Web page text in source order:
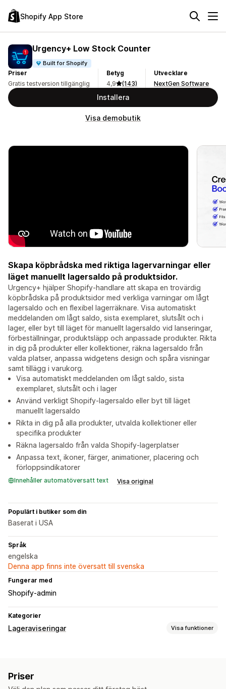
Shopify App Store
Urgency+ Low Stock Counter
Built for Shopify
Priser
Gratis testversion tillgänglig
Betyg
4,9
(143)
Utvecklare
NextGen Software
Installera
Visa demobutik
Skapa köpbrådska med riktiga lagervarningar eller
läget manuellt lagersaldo på produktsidor.
Urgency+ hjälper Shopify-handlare att skapa en trovärdig
köpbrådska på produktsidor med verkliga varningar om lågt
lagersaldo och en flexibel lagerräknare. Visa automatiskt
meddelanden om lågt saldo, sista exemplaret, slutsålt och i
lager, eller byt till läget för manuellt lagersaldo vid lanseringar,
förbeställningar, produktsläpp och anpassade produkter. Rikta
in dig på produkter eller kollektioner, räkna lagersaldo från
valda platser, anpassa widgetens design och spåra visningar
samt tillägg i varukorg.
Visa automatiskt meddelanden om lågt saldo, sista
exemplaret, slutsålt och i lager
Använd verkligt Shopify-lagersaldo eller byt till läget
manuellt lagersaldo
Rikta in dig på alla produkter, utvalda kollektioner eller
specifika produkter
Räkna lagersaldo från valda Shopify-lagerplatser
Anpassa text, ikoner, färger, animationer, placering och
förloppsindikatorer
Innehåller automatöversatt text Visa original
Populärt i butiker som din
Baserat i USA
Språk
engelska
Denna app finns inte översatt till svenska
Fungerar med
Shopify-admin
Kategorier
Lageraviseringar Visa funktioner
Priser